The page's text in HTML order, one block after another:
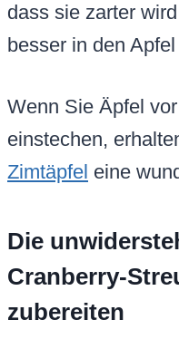
dass sie zarter
besser in den
Wenn Sie Äpfel
einstechen,
Zimtäpfel eine
Die
Cranberry-
zubereiten